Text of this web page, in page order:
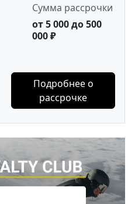
Сумма рассрочки
от 5 000 до 500
000 ₽
Подробнее о
рассрочке